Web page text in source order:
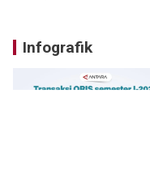
Infografik